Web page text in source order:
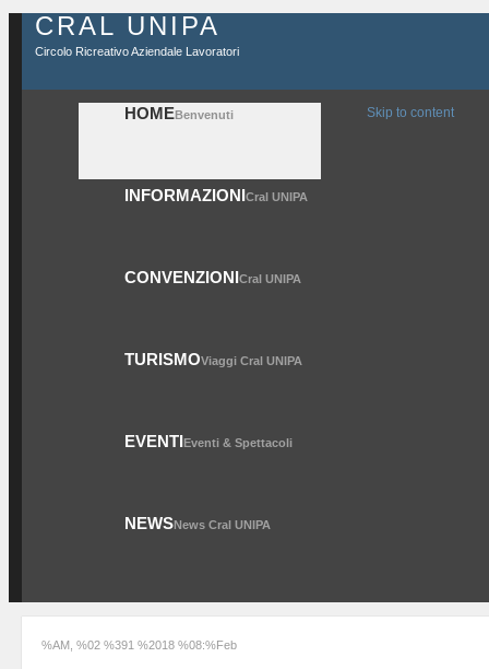
CRAL UNIPA
Circolo Ricreativo Aziendale Lavoratori
HOMEBenvenuti
INFORMAZIONICral UNIPA
CONVENZIONICral UNIPA
TURISMOViaggi Cral UNIPA
EVENTIEventi & Spettacoli
NEWSNews Cral UNIPA
Skip to content
%AM, %02 %391 %2018 %08:%Feb